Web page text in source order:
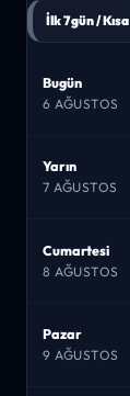
İlk 7 gün /
Bugün
6 AĞUSTOS
Yarın
7 AĞUSTOS
Cumartesi
8 AĞUSTOS
Pazar
9 AĞUSTOS